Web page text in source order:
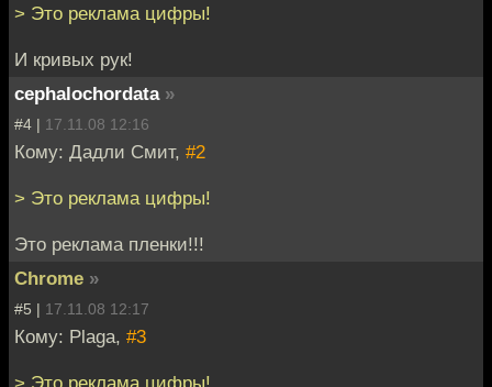
> Это реклама цифры!
И кривых рук!
cephalochordata »
#4 | 17.11.08 12:16
Кому: Дадли Смит, #2
> Это реклама цифры!
Это реклама пленки!!!
Chrome »
#5 | 17.11.08 12:17
Кому: Plaga, #3
> Это реклама цифры!